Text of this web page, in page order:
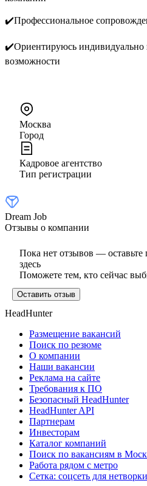
✔️Профессиональное
✔️Ориентируюсь индивидуально
возможности
Москва
Город
Кадровое агентство
Тип регистрации
Dream Job
Отзывы о компании
Пока нет отзывов — оставьте
здесь
Поможете тем, кто сейчас
Оставить отзыв
HeadHunter
Размещение вакансий
Поиск по резюме
О компании
Наши вакансии
Реклама на сайте
Требования к ПО
Безопасный HeadHunter
HeadHunter API
Партнерам
Инвесторам
Каталог компаний
Поиск по вакансиям в
Работа рядом с метро
Сетка: соцсеть для